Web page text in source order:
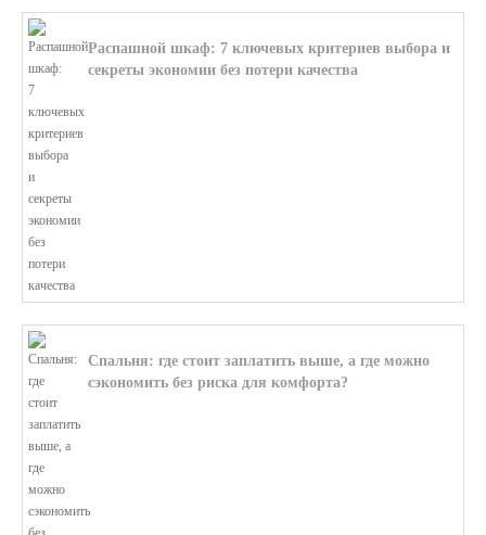
Распашной шкаф: 7 ключевых критериев выбора и
секреты экономии без потери качества
Спальня: где стоит заплатить выше, а где можно
сэкономить без риска для комфорта?